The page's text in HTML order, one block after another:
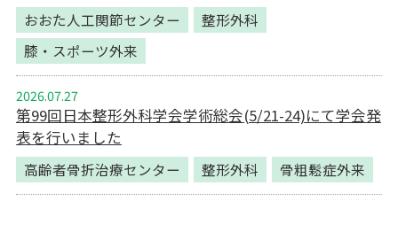
おおた人工関節センター
整形外科
膝・スポーツ外来
第99回日本整形外科学会学術総会(5/21-24)にて学会発
表を行いました
2026.07.27
高齢者骨折治療センター 整形外科 骨粗鬆症外来